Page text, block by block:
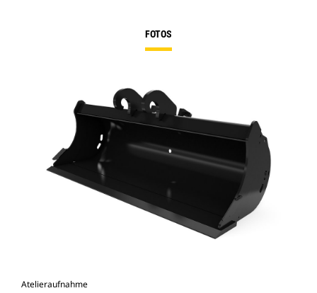
FOTOS
Atelieraufnahme